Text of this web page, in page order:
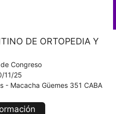
DE ORTOPEDIA Y
Congreso
11/25
- Macacha Güemes 351 CABA